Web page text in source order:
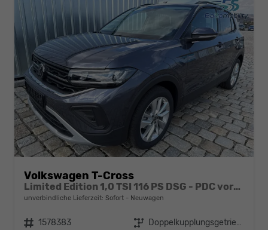
Volkswagen T-Cross
Limited Edition 1,0 TSI 116 PS DSG - PDC vorne/hinten-Rückfahrkamera-AppleCarPlay/AndroidAuto-2 Zonen Klimaautomatik-USB C-ACC inkl. TravelAssist-LED-Keyless Go-Sofort
unverbindliche Lieferzeit: Sofort Neuwagen
Fahrzeugnr. 1578383 Getriebe
Doppelkupplungsgetriebe (DSG)